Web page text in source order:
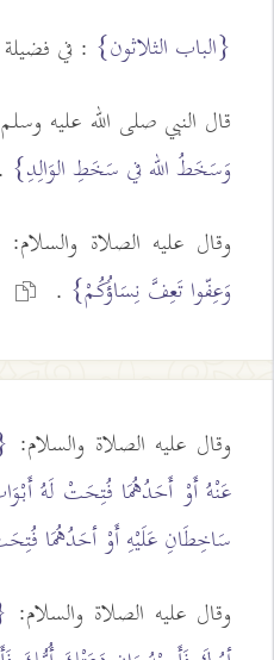
{الباب الثلاثون} : في فضيلة
قال النبي صلى الله عليه
وَسَخَطُ الله في سَخَطِ الوَالِدِ} .
وقال عليه الصلاة والسلام:
وَعِفّوا تَعِفَّ نِسَاؤُكُمْ} .
وقال عليه الصلاة والسلام:
عَنْهُ أَوْ أَحَدُهُمَا فُتِحَتْ لَهُ
سَاخِطَانِ عَلَيْهِ أَوْ أحَدُهُمَا
وقال عليه الصلاة والسلام: